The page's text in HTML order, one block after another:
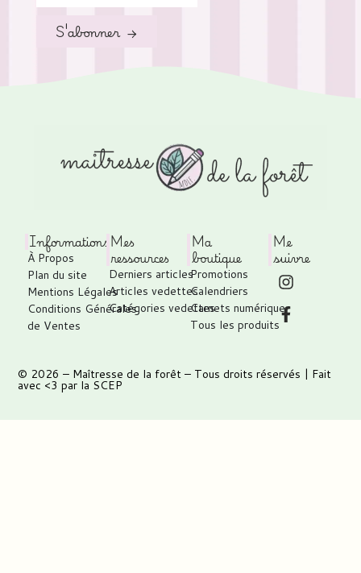
S'abonner →
Informations
À Propos
Plan du site
Mentions Légales
Conditions Générales
de Ventes
Mes
ressources
Derniers articles
Articles vedettes
Catégories vedettes
Ma
boutique
Promotions
Calendriers
Carnets numérique
Tous les produits
Me
suivre
© 2026 – Maîtresse de la forêt – Tous droits réservés | Fait
avec <3 par la SCEP